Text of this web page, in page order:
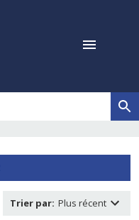
Trier par: Plus récent